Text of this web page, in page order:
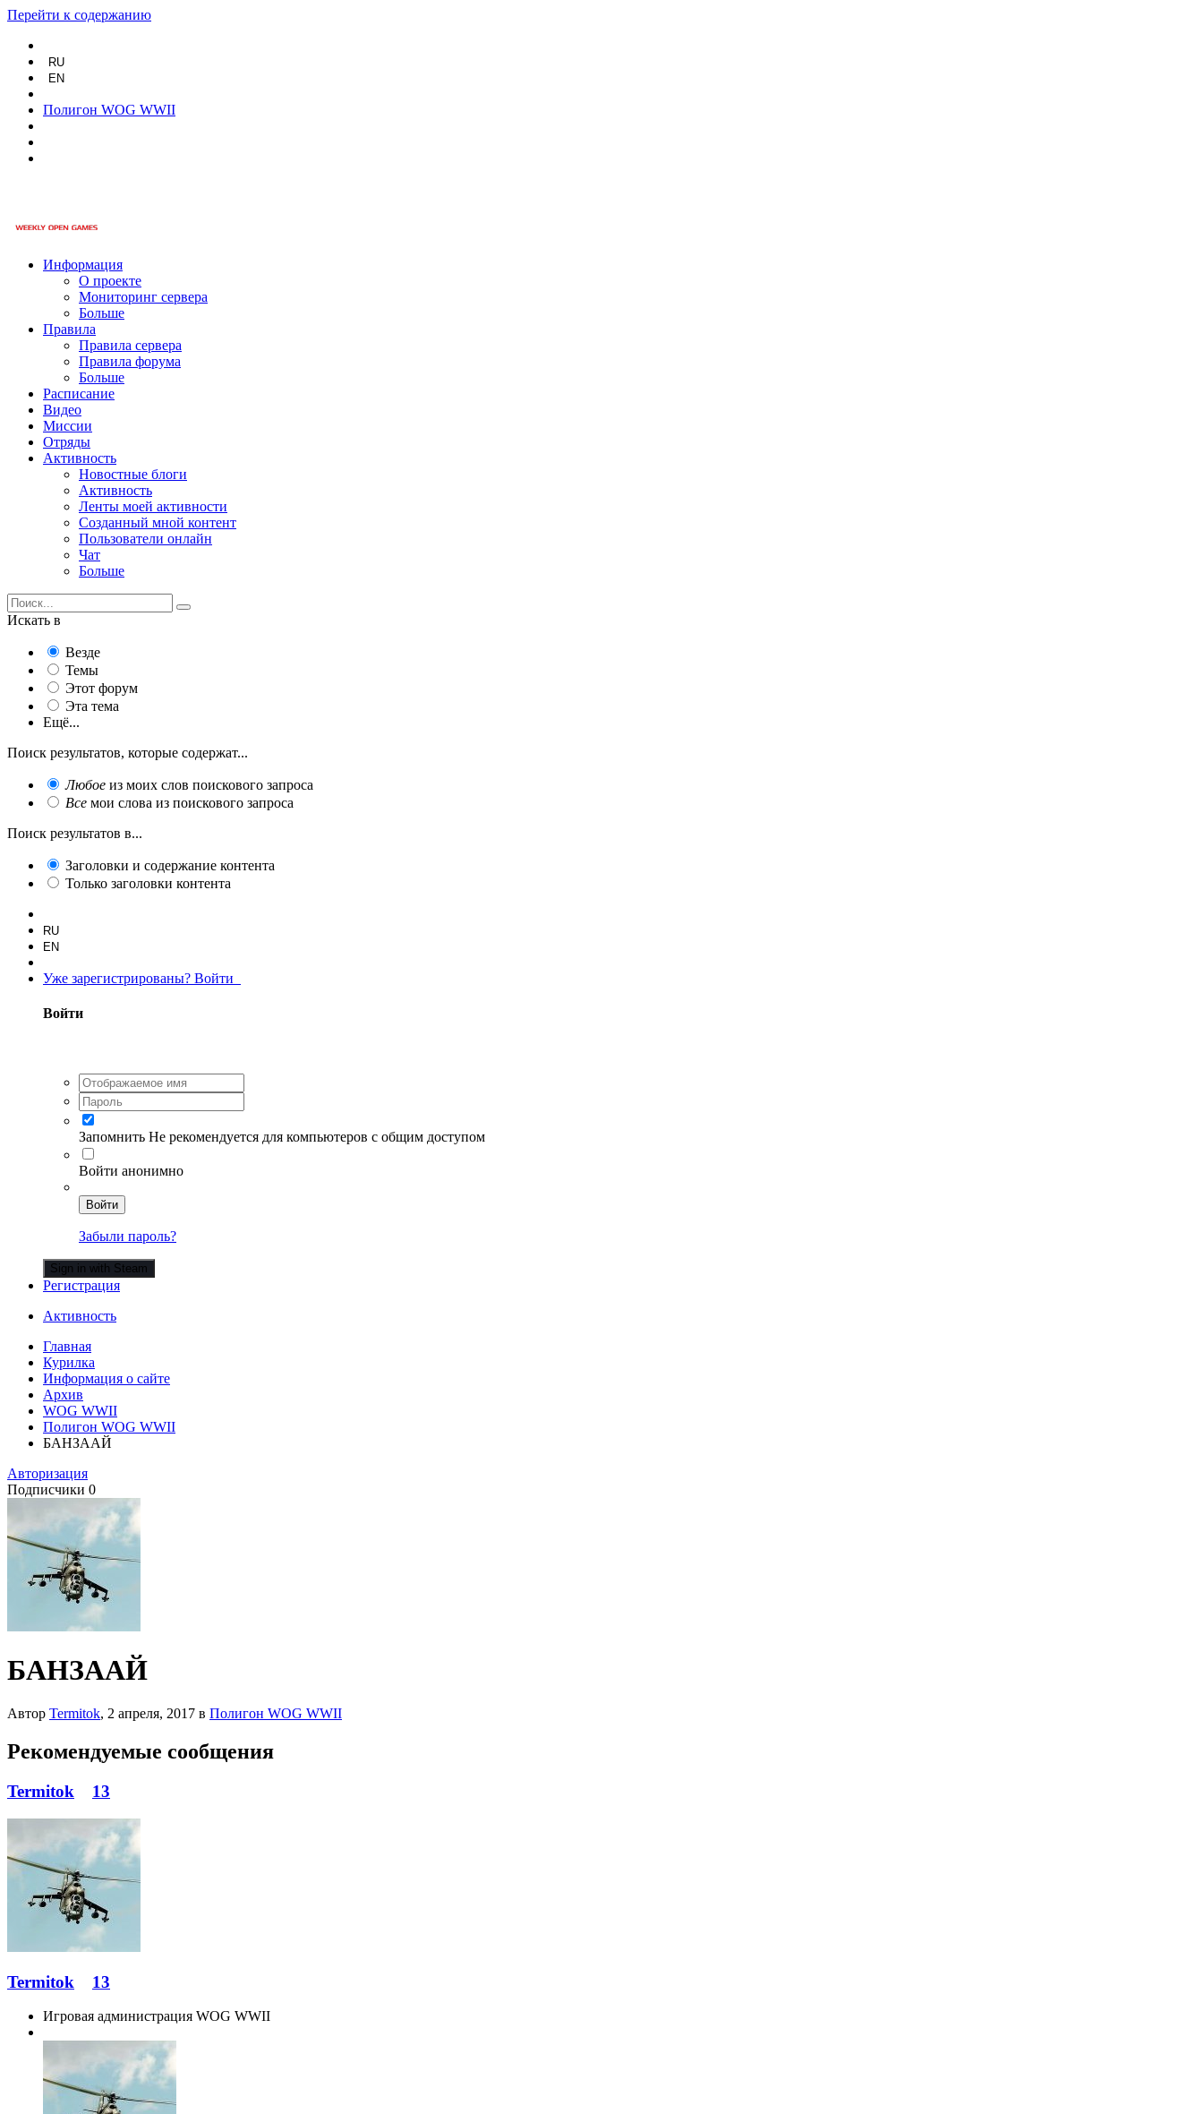
Перейти к содержанию
RU
EN
Полигон WOG WWII
Информация
О проекте
Мониторинг сервера
Больше
Правила
Правила сервера
Правила форума
Больше
Расписание
Видео
Миссии
Отряды
Активность
Новостные блоги
Активность
Ленты моей активности
Созданный мной контент
Пользователи онлайн
Чат
Больше
Искать в
Везде
Темы
Этот форум
Эта тема
Ещё...
Поиск результатов, которые содержат...
Любое из моих слов поискового запроса
Все мои слова из поискового запроса
Поиск результатов в...
Заголовки и содержание контента
Только заголовки контента
RU
EN
Уже зарегистрированы? Войти
Войти
Запомнить Не рекомендуется для компьютеров с общим доступом
Войти анонимно
Войти
Забыли пароль?
Sign in with Steam
Регистрация
Активность
Главная
Курилка
Информация о сайте
Архив
WOG WWII
Полигон WOG WWII
БАНЗААЙ
Авторизация
Подписчики 0
БАНЗААЙ
Автор Termitok, 2 апреля, 2017 в Полигон WOG WWII
Рекомендуемые сообщения
Termitok 13
Termitok 13
Игровая администрация WOG WWII